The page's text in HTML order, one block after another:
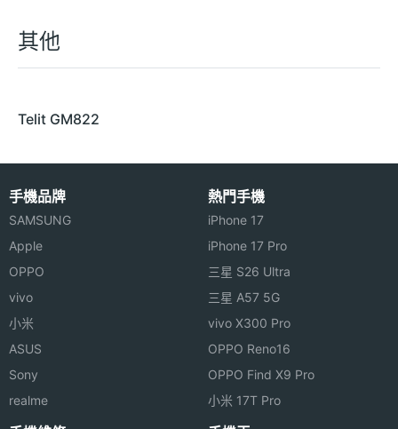
其他
Telit GM822
手機品牌
SAMSUNG
Apple
OPPO
vivo
小米
ASUS
Sony
realme
熱門手機
iPhone 17
iPhone 17 Pro
三星 S26 Ultra
三星 A57 5G
vivo X300 Pro
OPPO Reno16
OPPO Find X9 Pro
小米 17T Pro